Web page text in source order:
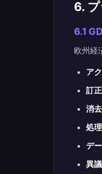
6.
6.1
欧州経
ア
訂
消
処
デ
異